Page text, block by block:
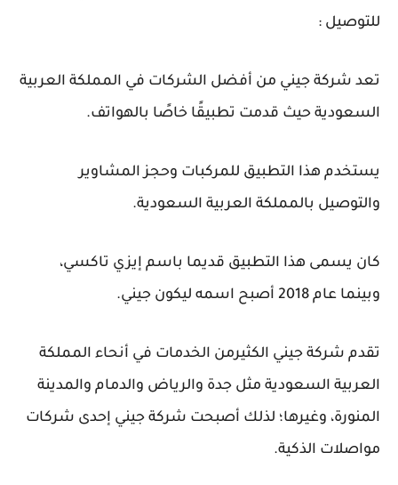
للتوصيل :
تعد شركة جيني من أفضل الشركات في المملكة العربية
السعودية حيث قدمت تطبيقًا خاصًا بالهواتف.
يستخدم هذا التطبيق للمركبات وحجز المشاوير
والتوصيل بالمملكة العربية السعودية.
كان يسمى هذا التطبيق قديما باسم إيزي تاكسي،
وبينما عام 2018 أصبح اسمه ليكون جيني.
تقدم شركة جيني الكثيرمن الخدمات في أنحاء المملكة
العربية السعودية مثل جدة والرياض والدمام والمدينة
المنورة، وغيرها؛ لذلك أصبحت شركة جيني إحدى شركات
مواصلات الذكية.